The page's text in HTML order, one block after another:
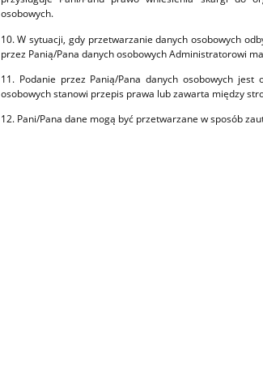
osobowych.
10. W sytuacji, gdy przetwarzanie danych osobowych
przez Panią/Pana danych osobowych Administratorowi
11. Podanie przez Panią/Pana danych osobowych
osobowych stanowi przepis prawa lub zawarta między
12. Pani/Pana dane mogą być przetwarzane w sposób